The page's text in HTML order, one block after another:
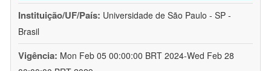
Instituição/UF/País: Universidade de São Paulo - SP -
Brasil
Vigência: Mon Feb 05 00:00:00 BRT 2024-Wed Feb 28